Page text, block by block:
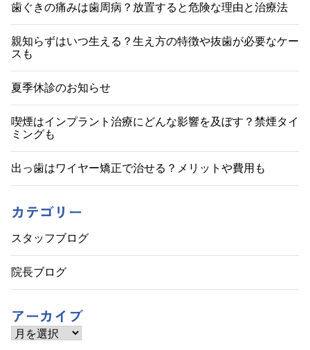
歯ぐきの痛みは歯周病？放置すると危険な理由と治療法
親知らずはいつ生える？生え方の特徴や抜歯が必要なケー
スも
夏季休診のお知らせ
喫煙はインプラント治療にどんな影響を及ぼす？禁煙タイ
ミングも
出っ歯はワイヤー矯正で治せる？メリットや費用も
カテゴリー
スタッフブログ
院長ブログ
アーカイブ
ア
ー